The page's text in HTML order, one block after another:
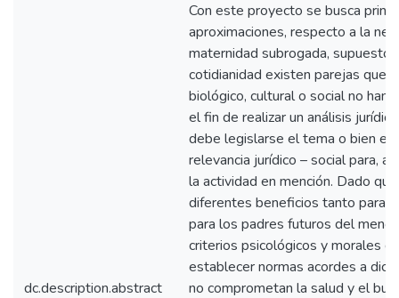
dc.description.abstract
Con este proyecto se busca
aproximaciones, respecto a la
maternidad subrogada, supuesto
cotidianidad existen parejas que
biológico, cultural o social no han
el fin de realizar un análisis
debe legislarse el tema o bien
relevancia jurídico – social para,
la actividad en mención. Dado
diferentes beneficios tanto para
para los padres futuros del
criterios psicológicos y morales
establecer normas acordes a
no comprometan la salud y el